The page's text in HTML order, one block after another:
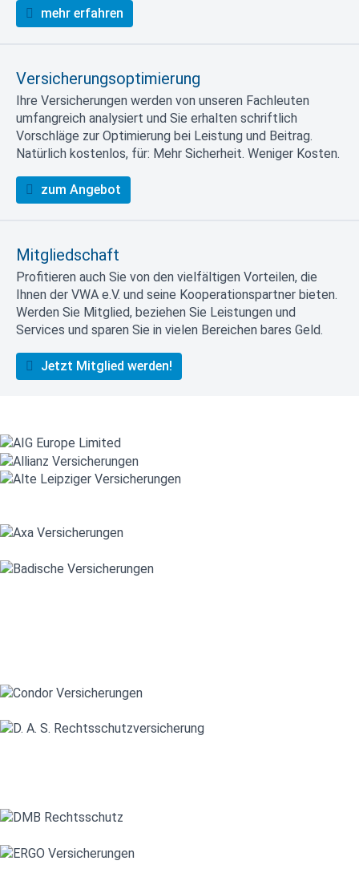
mehr erfahren
Versicherungsoptimierung
Ihre Versicherungen werden von unseren Fachleuten
umfangreich analysiert und Sie erhalten schriftlich
Vorschläge zur Optimierung bei Leistung und Beitrag.
Natürlich kostenlos, für: Mehr Sicherheit. Weniger Kosten.
zum Angebot
Mitgliedschaft
Profitieren auch Sie von den vielfältigen Vorteilen, die
Ihnen der VWA e.V. und seine Kooperationspartner bieten.
Werden Sie Mitglied, beziehen Sie Leistungen und
Services und sparen Sie in vielen Bereichen bares Geld.
Jetzt Mitglied werden!